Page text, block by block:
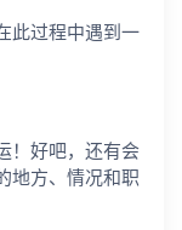
此过程中遇到一
！好吧，还有会
地方、情况和职